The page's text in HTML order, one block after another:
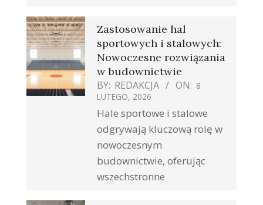
Zastosowanie hal
sportowych i stalowych:
Nowoczesne rozwiązania
w budownictwie
BY: REDAKCJA ON: 8
LUTEGO, 2026
Hale sportowe i stalowe
odgrywają kluczową rolę w
nowoczesnym
budownictwie, oferując
wszechstronne